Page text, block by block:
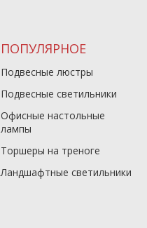
ПОПУЛЯРНОЕ
Подвесные люстры
Подвесные светильники
Офисные настольные
лампы
Торшеры на треноге
Ландшафтные светильники